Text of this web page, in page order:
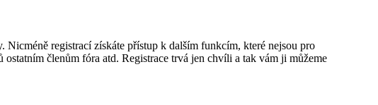
registrací získáte přístup k dalším funkcím, které nejsou pro
členům fóra atd. Registrace trvá jen chvíli a tak vám ji můžeme